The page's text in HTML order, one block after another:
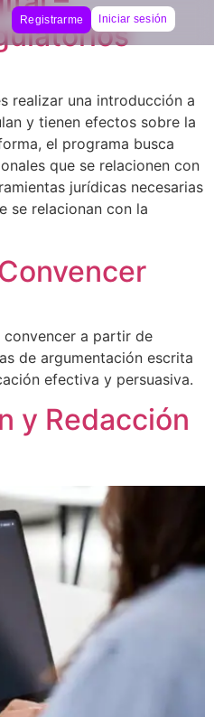
Registrarme Iniciar sesión
realizar una introducción a
y tienen efectos sobre la
el programa busca
que se relacionen con
jurídicas necesarias
se relacionan con la
convencer a partir de
de argumentación escrita
efectiva y persuasiva.
y Redacción